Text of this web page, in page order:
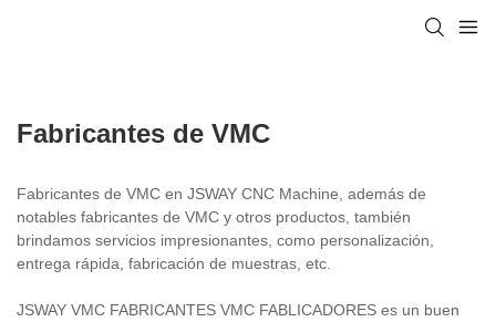
Fabricantes de VMC
Fabricantes de VMC en JSWAY CNC Machine, además de
notables fabricantes de VMC y otros productos, también
brindamos servicios impresionantes, como personalización,
entrega rápida, fabricación de muestras, etc.
JSWAY VMC FABRICANTES VMC FABLICADORES es un buen